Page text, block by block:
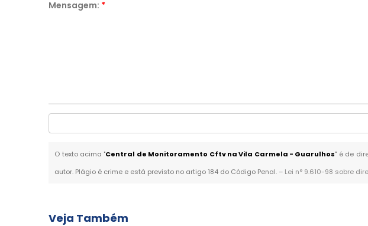
Mensagem: *
O texto acima "Central de Monitoramento Cftv na Vila Carmela - Guarulhos" é de
autor. Plágio é crime e está previsto no artigo 184 do Código Penal. – Lei n° 9.610-98 sobre
Veja Também